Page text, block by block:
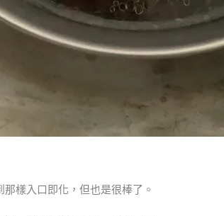
樣入口即化，但也是很棒了。